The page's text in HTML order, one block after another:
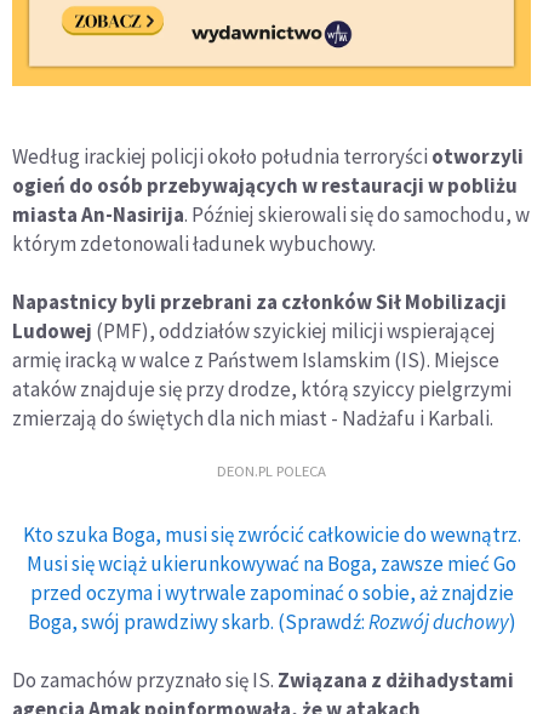
Według irackiej policji około południa terroryści otworzyli
ogień do osób przebywających w restauracji w pobliżu
miasta An-Nasirija. Później skierowali się do samochodu, w
którym zdetonowali ładunek wybuchowy.
Napastnicy byli przebrani za członków Sił Mobilizacji
Ludowej (PMF), oddziałów szyickiej milicji wspierającej
armię iracką w walce z Państwem Islamskim (IS). Miejsce
ataków znajduje się przy drodze, którą szyiccy pielgrzymi
zmierzają do świętych dla nich miast - Nadżafu i Karbali.
DEON.PL POLECA
Kto szuka Boga, musi się zwrócić całkowicie do wewnątrz.
Musi się wciąż ukierunkowywać na Boga, zawsze mieć Go
przed oczyma i wytrwale zapominać o sobie, aż znajdzie
Boga, swój prawdziwy skarb. (Sprawdź:Rozwój duchowy)
Do zamachów przyznało się IS. Związana z dżihadystami